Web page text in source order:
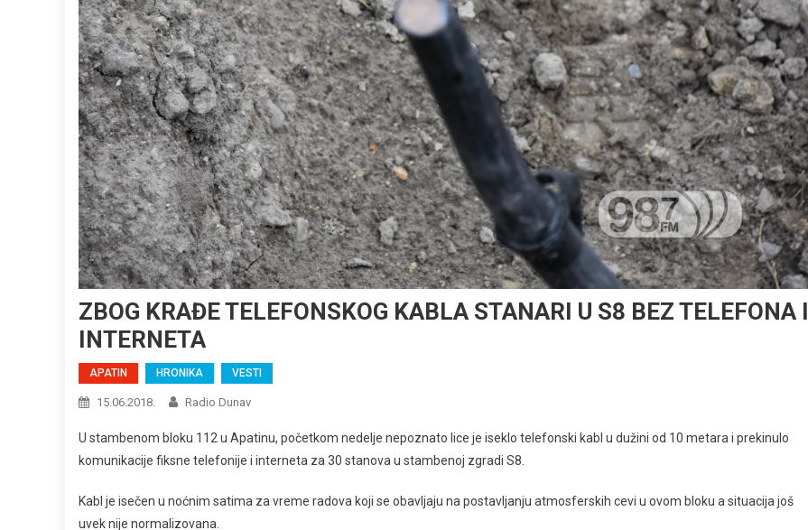
ZBOG KRAĐE TELEFONSKOG KABLA STANARI U S8 BEZ TELEFONA I
INTERNETA
APATIN HRONIKA VESTI
15.06.2018. Radio Dunav
U stambenom bloku 112 u Apatinu, početkom nedelje nepoznato lice je iseklo telefonski kabl u dužini od 10 metara i prekinulo
komunikacije fiksne telefonije i interneta za 30 stanova u stambenoj zgradi S8.
Kabl je isečen u noćnim satima za vreme radova koji se obavljaju na postavljanju atmosferskih cevi u ovom bloku a situacija još
uvek nije normalizovana.